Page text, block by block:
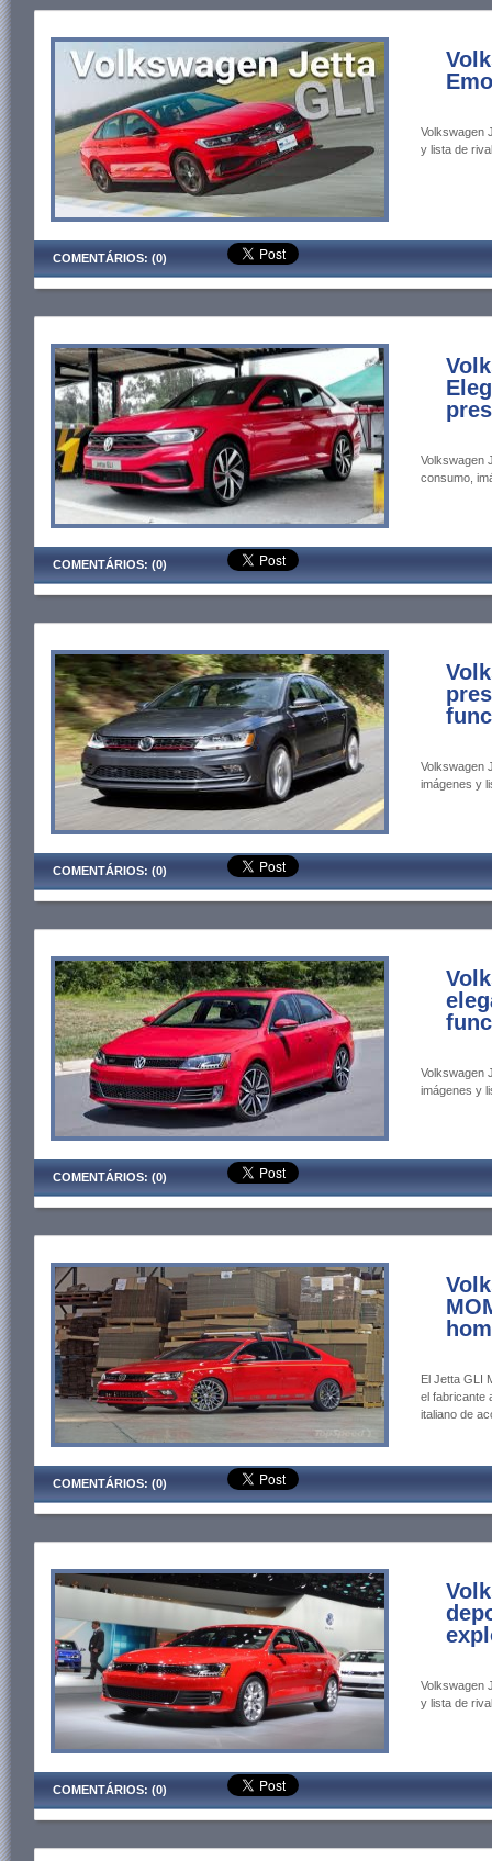
Volkswagen
y lista de
COMENTÁRIOS: (0)
Volkswagen
consumo,
COMENTÁRIOS: (0)
Volkswagen
imágenes y
COMENTÁRIOS: (0)
Volkswagen
imágenes y
COMENTÁRIOS: (0)
El Jetta GLI
el fabricante
italiano de
COMENTÁRIOS: (0)
Volkswagen
y lista de
COMENTÁRIOS: (0)